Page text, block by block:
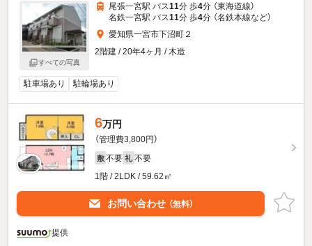
すべての写真
尾張一宮駅 バス11分 歩4分 （東海道線）
名鉄一宮駅 バス11分 歩4分 （名鉄本線など）
愛知県一宮市下沼町２
2階建 / 20年4ヶ月 / 木造
駐車場あり 駐輪場あり
6万円
（管理費3,800円）
敷 不要 礼 不要
1階 / 2LDK / 59.62㎡
お問い合わせ （無料）
提供